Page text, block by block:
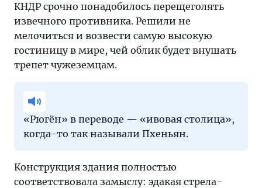
КНДР срочно понадобилось перещеголять
извечного противника. Решили не
мелочиться и возвести самую высокую
гостиницу в мире, чей облик будет внушать
трепет чужеземцам.
«Рюгён» в переводе — «ивовая столица»,
когда-то так называли Пхеньян.
Конструкция здания полностью
соответствовала замыслу: эдакая стрела-